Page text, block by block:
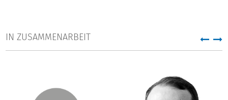
IN ZUSAMMENARBEIT